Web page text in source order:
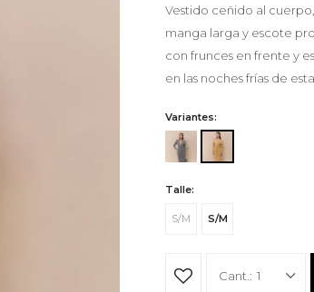
Vestido ceñido al
manga larga y escote
con frunces en frente y
en las noches frías de
Variantes:
Talle:
S/M S/M
1